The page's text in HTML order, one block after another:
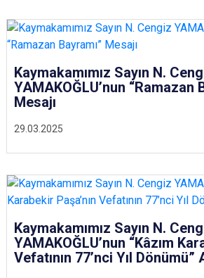
29.03.2025
Kaymakamımız Sayın N.
YAMAKOĞLU’nun “Ramazan
Mesajı
Kaymakamımız Sayın N.
YAMAKOĞLU’nun “Kâzım
Vefatının 77’nci Yıl Dönümü”